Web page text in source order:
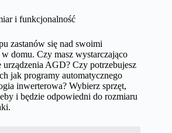
i funkcjonalność
zastanów się nad swoimi
domu. Czy masz wystarczająco
urządzenia AGD? Czy potrzebujesz
jak programy automatycznego
inwerterowa? Wybierz sprzęt,
i będzie odpowiedni do rozmiaru